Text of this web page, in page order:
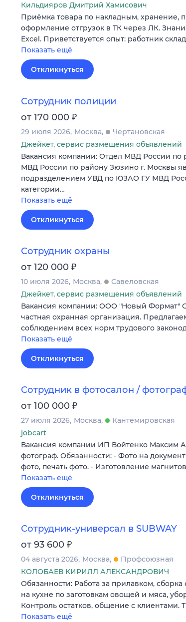
Кильдияров Дмитрий Хамисович
Приёмка товара по накладным, хранение,
оформление отгрузок в ТК через ЛК.
Excel. Приветствуется опыт: работник
Показать ещё
Откликнуться
Сотрудник полиции
от 170 000 ₽
29 июля 2026 Москва
Чертановская
Джейкет, сервис размещения объявлений
Вакансия компании: Отдел МВД России по
МВД России по району Зюзино г. Москвы
подразделением УВД по ЮЗАО ГУ МВД
категории…
Показать ещё
Откликнуться
Сотрудник охраны
от 120 000 ₽
10 июля 2026 Москва
Савеловская
Джейкет, сервис размещения объявлений
Вакансия компании: ООО "Новый
частная охранная организация.
соблюдением всех норм трудового
Показать ещё
Откликнуться
Сотрудник в фотосалон /
от 100 000 ₽
27 июля 2026 Москва
Кантемировская
jobcart
Вакансия компании ИП Войтенко Максим
фотограф. Обязанности: - Фото на
фото, печать фото. - Изготовление
Показать ещё
Откликнуться
Сотрудник-универсал в SUBWAY
от 93 600 ₽
04 августа 2026 Москва
Профсоюзная
КОЛОБАЕВ КИРИЛЛ АЛЕКСАНДРОВИЧ
Обязанности: Работа за прилавком, сборка
на кухне по заготовкам овощей и мяса,
Контроль остатков, общение с клиентами.
Показать ещё